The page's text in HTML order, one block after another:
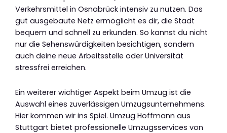
Verkehrsmittel in Osnabrück intensiv zu nutzen. Das
gut ausgebaute Netz ermöglicht es dir, die Stadt
bequem und schnell zu erkunden. So kannst du nicht
nur die Sehenswürdigkeiten besichtigen, sondern
auch deine neue Arbeitsstelle oder Universität
stressfrei erreichen.
Ein weiterer wichtiger Aspekt beim Umzug ist die
Auswahl eines zuverlässigen Umzugsunternehmens.
Hier kommen wir ins Spiel. Umzug Hoffmann aus
Stuttgart bietet professionelle Umzugsservices von